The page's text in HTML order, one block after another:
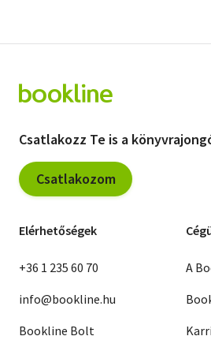
Csatlakozz Te is a
Csatlakozom
Elérhetőségek
+36 1 235 60 70
info@bookline.hu
Bookline Bolt
A